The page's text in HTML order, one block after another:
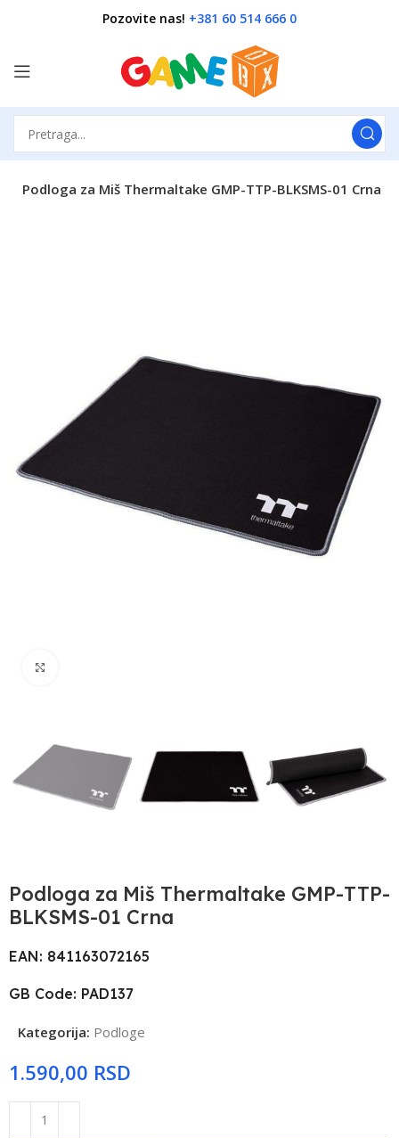
Pozovite nas! +381 60 514 666 0
Podloga za Miš Thermaltake GMP-TTP-BLKSMS-01 Crna
Podloga za Miš Thermaltake GMP-TTP-
BLKSMS-01 Crna
EAN: 841163072165
GB Code: PAD137
Kategorija: Podloge
RSD